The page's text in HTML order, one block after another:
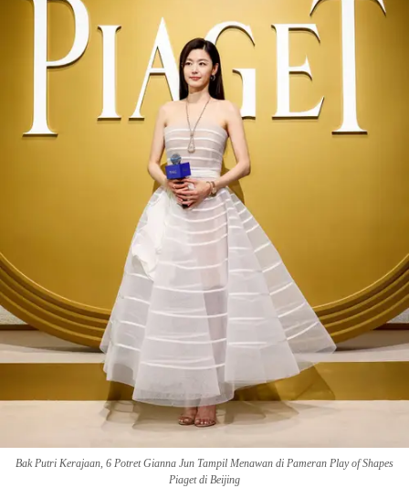
Bak Putri Kerajaan, 6 Potret Gianna Jun Tampil Menawan di Pameran Play of Shapes
Piaget di Beijing